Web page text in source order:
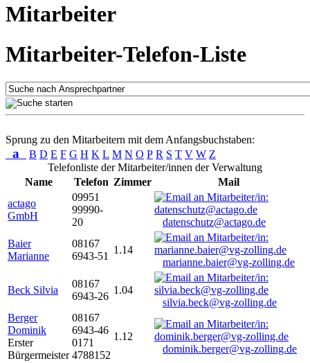
Mitarbeiter
Mitarbeiter-Telefon-Liste
Sprung zu den Mitarbeitern mit dem Anfangsbuchstaben:
a B D E F G H K L M N O P R S T V W Z
Telefonliste der Mitarbeiter/innen der Verwaltung
Name
Telefon Zimmer
Mail
actago
GmbH
09951
99990-
20
datenschutz@actago.de
Baier
Marianne
08167
6943-51
1.14
marianne.baier@vg-zolling.de
Beck Silvia
08167
6943-26
1.04
silvia.beck@vg-zolling.de
Berger
Dominik
Erster
Bürgermeister
08167
6943-46
0171
4788152
1.12
dominik.berger@vg-zolling.de